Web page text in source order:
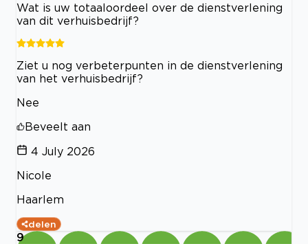
Wat is uw totaaloordeel over de dienstverlening
van dit verhuisbedrijf?
Ziet u nog verbeterpunten in de dienstverlening
van het verhuisbedrijf?
Nee
Beveelt aan
4 July 2026
Nicole
Haarlem
delen
9